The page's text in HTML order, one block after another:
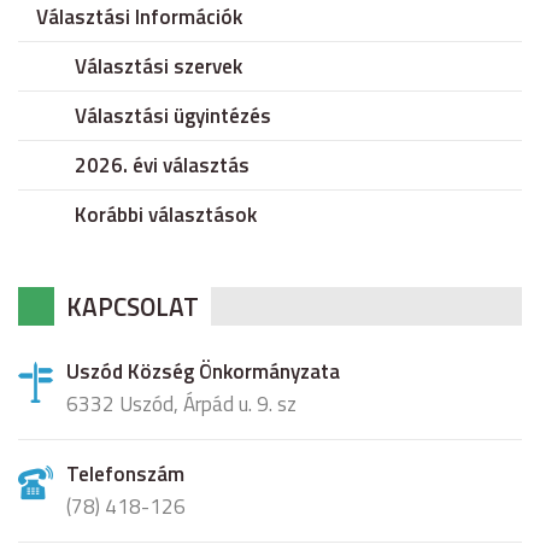
Választási Információk
Választási szervek
Választási ügyintézés
2026. évi választás
Korábbi választások
KAPCSOLAT
Uszód Község Önkormányzata
6332 Uszód, Árpád u. 9. sz
Telefonszám
(78) 418-126